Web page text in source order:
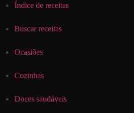
Índice de receitas
Buscar receitas
Ocasiões
Cozinhas
Doces saudáveis